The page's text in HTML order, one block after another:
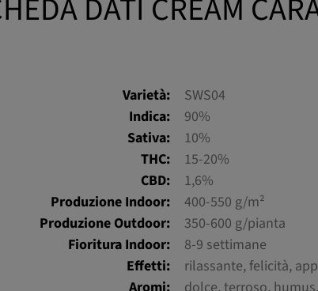
DATI CREAM
Varietà:
SWS04
Indica:
90%
Sativa:
10%
THC:
15-20%
CBD:
1,6%
Produzione Indoor:
400-550 g/m²
Produzione Outdoor:
350-600 g/pianta
Fioritura Indoor:
8-9 settimane
Effetti:
rilassante, felicità,